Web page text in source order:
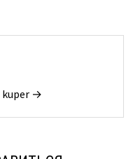
kuper →